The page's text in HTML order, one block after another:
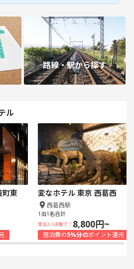
路線・駅から探す
ル
町東 変なホテル 東京 西葛西
西葛西駅
1泊1名合計
支払いは後で！ 8,800円~
宿泊費の5%分のポイント還元